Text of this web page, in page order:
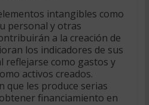
intangibles como
personal y otras
a la creación de
los indicadores de sus
reflejarse como gastos y
activos creados.
que les produce serias
financiamiento en